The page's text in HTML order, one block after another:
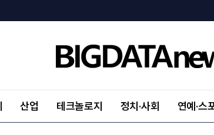
산업 테크놀로지 정치·사회 연예·스